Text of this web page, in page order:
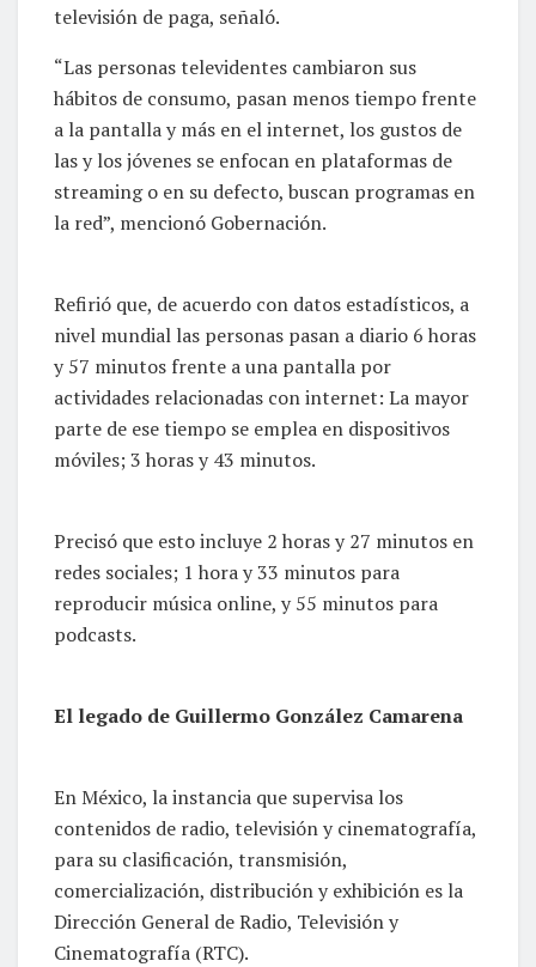
televisión de paga, señaló.
“Las personas televidentes cambiaron sus
hábitos de consumo, pasan menos tiempo frente
a la pantalla y más en el internet, los gustos de
las y los jóvenes se enfocan en plataformas de
streaming o en su defecto, buscan programas en
la red”, mencionó Gobernación.
Refirió que, de acuerdo con datos estadísticos, a
nivel mundial las personas pasan a diario 6 horas
y 57 minutos frente a una pantalla por
actividades relacionadas con internet: La mayor
parte de ese tiempo se emplea en dispositivos
móviles; 3 horas y 43 minutos.
Precisó que esto incluye 2 horas y 27 minutos en
redes sociales; 1 hora y 33 minutos para
reproducir música online, y 55 minutos para
podcasts.
El legado de Guillermo González Camarena
En México, la instancia que supervisa los
contenidos de radio, televisión y cinematografía,
para su clasificación, transmisión,
comercialización, distribución y exhibición es la
Dirección General de Radio, Televisión y
Cinematografía (RTC).